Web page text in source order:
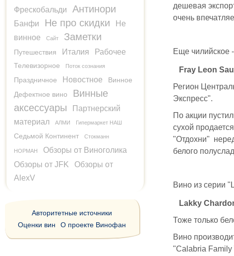
дешевая
очень
Еще чилийское -
Fray Leon
Регион
Экспресс".
По акции
сухой
"Отдохни"
белого
Вино из серии
Lakky
Тоже только
Вино
"Calabria
Фрескобальди Антинори
Банфи Не про скидки
Не
винное
Сайт Заметки
Путешествия Италия Рабочее
Телевизорное Поток сознания
Праздничное Новостное
Винное
Дефектное вино
Винные
аксессуары
Партнерский
материал
АЛМИ Гипермаркет НАШ
Седьмой Континент Стокманн
НОРМАН
Обзоры от Виноголика
Обзоры от JFK
Обзоры от
AlexV
Авторитетные источники
Оценки вин
О проекте Винофан